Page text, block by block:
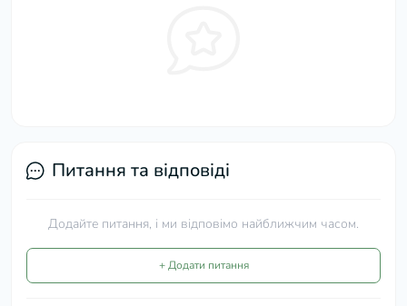
Питання та відповіді
Додайте питання, і ми відповімо найближчим часом.
+ Додати питання